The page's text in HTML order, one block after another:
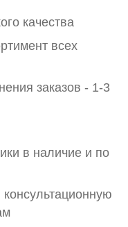
качества
всех
заказов - 1-3
в наличие и по